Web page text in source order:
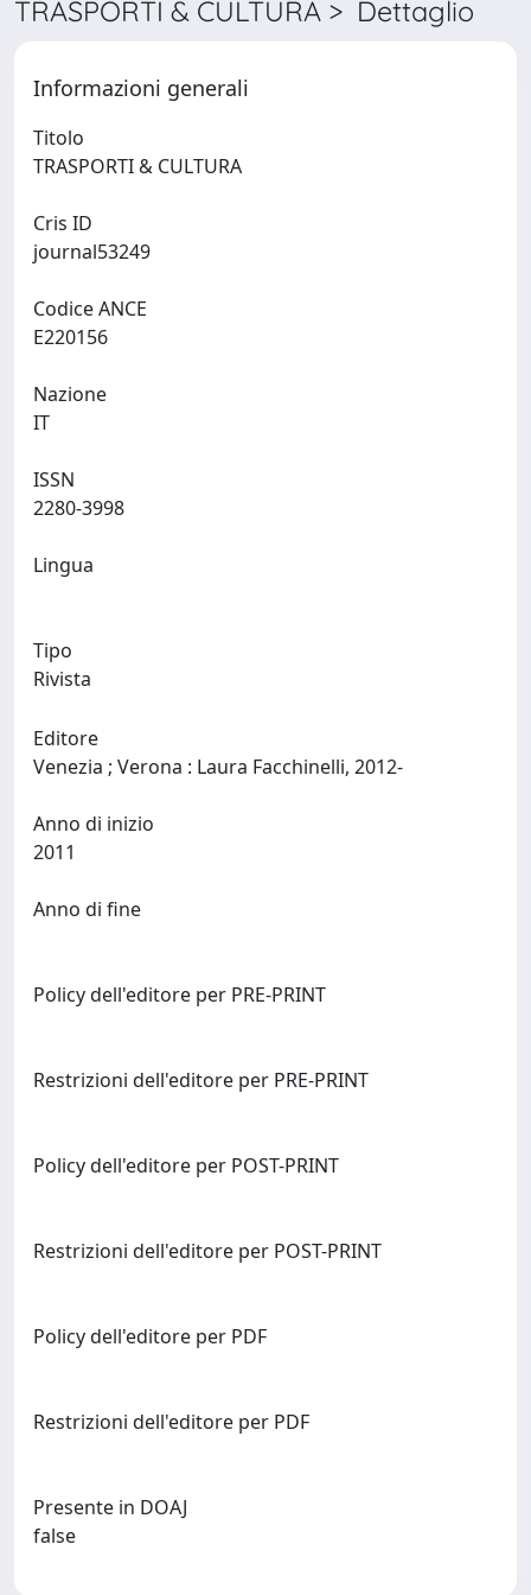
TRASPORTI & CULTURA > Dettaglio
Informazioni generali
Titolo
Cris ID
Codice ANCE
Nazione
ISSN
Lingua
Tipo
Rivista
Editore
Anno di inizio
Anno di fine
Policy dell'editore per PRE-PRINT
Restrizioni dell'editore per PRE-PRINT
Policy dell'editore per POST-PRINT
Restrizioni dell'editore per POST-PRINT
Policy dell'editore per PDF
Restrizioni dell'editore per PDF
Presente in DOAJ